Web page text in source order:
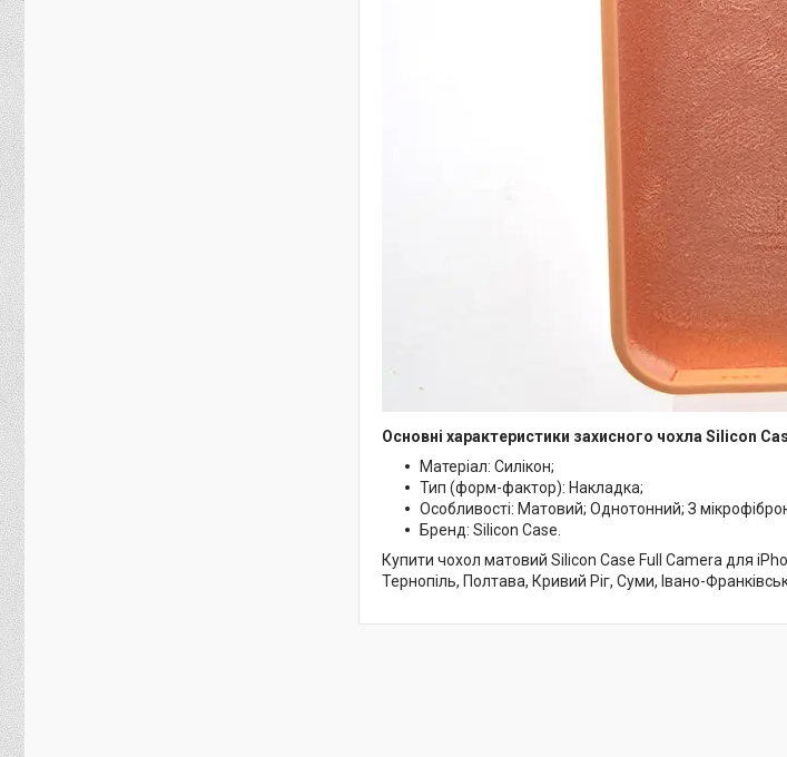
Основні характеристики захисного чохла Silicon
Матеріал: Силікон;
Тип (форм-фактор): Накладка;
Особливості: Матовий; Однотонний; З
Бренд: Silicon Case.
Купити чохол матовий Silicon Case Full Camera для
Тернопіль, Полтава, Кривий Ріг, Суми, Івано-Франківськ